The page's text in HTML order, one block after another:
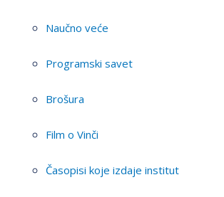
Naučno veće
Programski savet
Brošura
Film o Vinči
Časopisi koje izdaje institut